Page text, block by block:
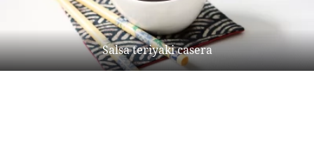
Salsa teriyaki casera